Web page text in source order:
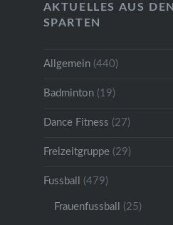
AKTUELLES AUS DEN
SPARTEN
Allgemein(440)
Badminton(19)
Dance Fitness (27)
Freizeitgruppe(29)
Fussball (479)
Frauenfussball (25)